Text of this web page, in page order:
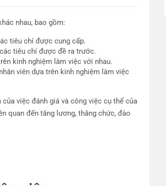
nhau, bao gồm:
tiêu chí được cung cấp.
tiêu chí được đề ra trước.
kinh nghiệm làm việc với nhau.
viên dựa trên kinh nghiệm làm việc
việc đánh giá và công việc cụ thể của
quan đến tăng lương, thăng chức, đào